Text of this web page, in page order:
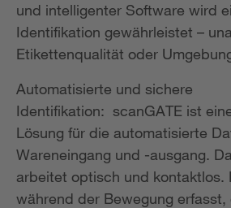
und intelligenter Software wird
Identifikation gewährleistet –
Etikettenqualität oder
Automatisierte und sichere
Identifikation: scanGATE ist
Lösung für die automatisierte
Wareneingang und -ausgang.
arbeitet optisch und kontaktlos.
während der Bewegung erfasst,